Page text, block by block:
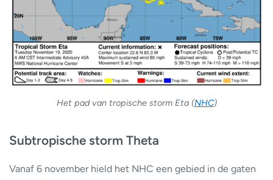
Het pad van tropische storm Eta (NHC)
Subtropische storm Theta
Vanaf 6 november hield het NHC een gebied in de gaten